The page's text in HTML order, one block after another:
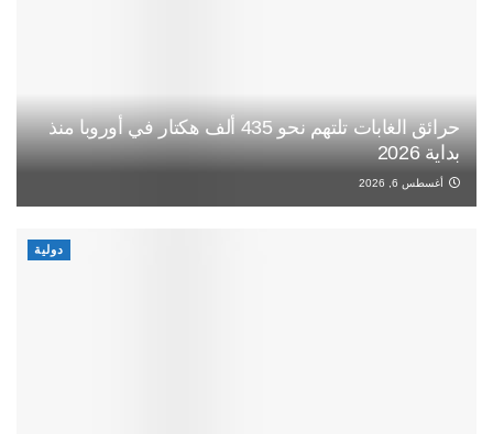
حرائق الغابات تلتهم نحو 435 ألف هكتار في أوروبا منذ
بداية 2026
أغسطس 6, 2026
دولية